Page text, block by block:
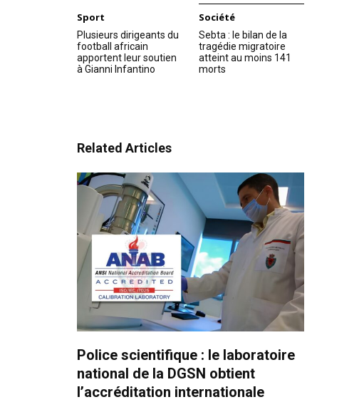
Sport
Plusieurs dirigeants du
football africain
apportent leur soutien
à Gianni Infantino
Société
Sebta : le bilan de la
tragédie migratoire
atteint au moins 141
morts
Related Articles
Police scientifique : le laboratoire
national de la DGSN obtient
l’accréditation internationale